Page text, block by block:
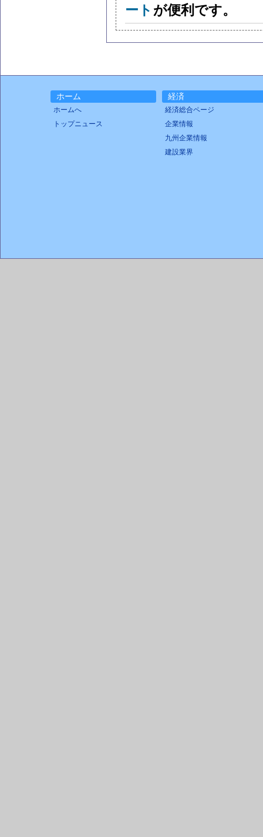
ート が便利です。
ホーム
ホームへ
トップニュース
経済
経済総合ページ
企業情報
九州企業情報
建設業界